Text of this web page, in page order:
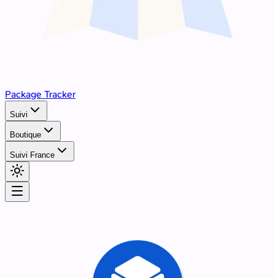
Package Tracker
Suivi
Boutique
Suivi France